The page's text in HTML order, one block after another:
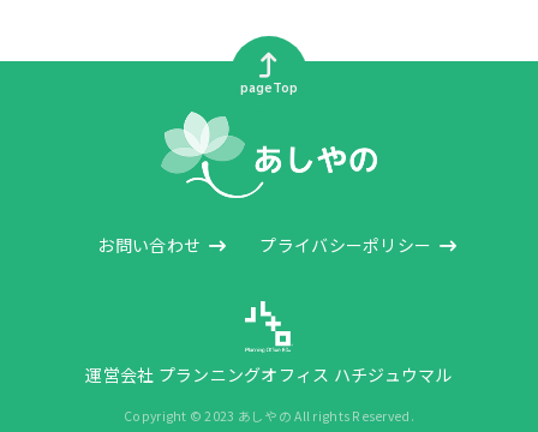
お問い合わせ プライバシーポリシー
運営会社 プランニングオフィス ハチジュウマル
Copyright © 2023 あしやの All rights Reserved.
pageTop